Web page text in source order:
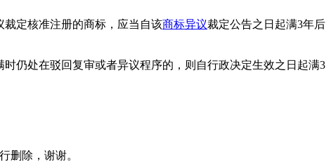
裁定核准注册的商标，应当自该商标异议裁定公告之日起满3年后
仍处在驳回复审或者异议程序的，则自行政决定生效之日起满3
删除，谢谢。